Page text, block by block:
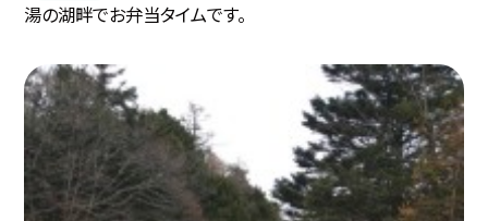
湯の湖畔でお弁当タイムです。